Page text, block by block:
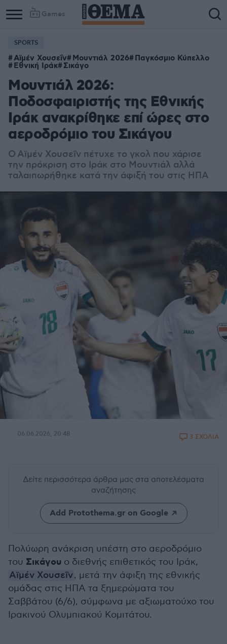
Games
SPORTS
Αϊμέν Χουσεΐν Μουντιάλ 2026 Παγκόσμιο Κύπελλο
Εθνική Ιράκ Σικάγο
Μουντιάλ 2026:
Ποδοσφαιριστής της Εθνικής
Ιράκ ανακρίθηκε επί ώρες στο
αεροδρόμιο του Σικάγου
Ο Αϊμέν Χουσεΐν πέτυχε το γκολ που χάρισε
την πρόκριση στο Ιράκ στο Μουντιάλ αλλά
ταλαιπωρήθηκε κατά την άφιξή του στις ΗΠΑ
06.06.2026, 20:48 3 ΣΧΟΛΙΑ
Δείτε περισσότερα άρθρα μας στα αποτελέσματα
αναζήτησης
Add Protothema.gr on Google
Πολύωρη ανάκριση υπέστη στο αεροδρόμιο
του Σικάγου ο διεθνής επιθετικός του Ιράκ,
Αϊμέν Χουσεΐν, μετά την άφιξη της εθνικής
ομάδας στις ΗΠΑ τα ξημερώματα του
Σαββάτου (6/6), σύμφωνα με αξιωματούχο του
Ιρακινού Ολυμπιακού Κομιτάτου.